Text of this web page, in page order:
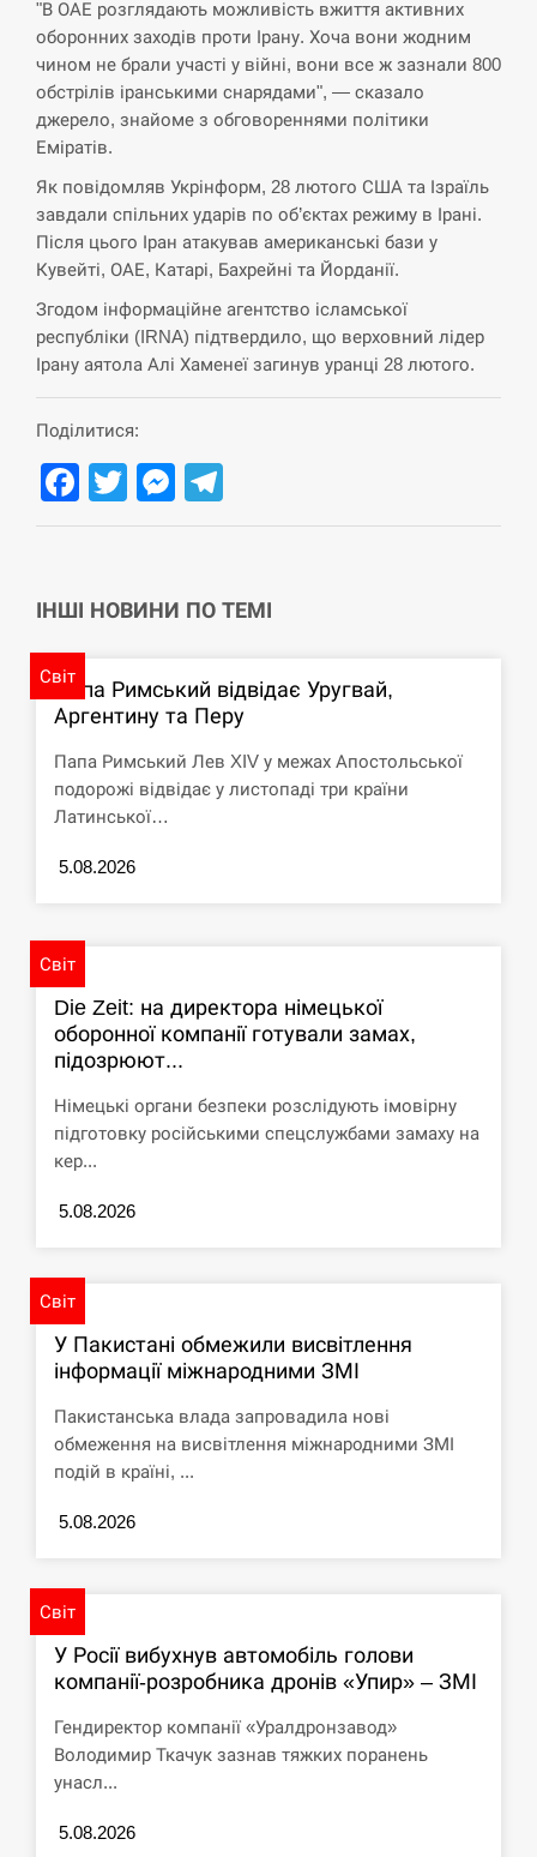
СЕРПЕНЬ
13:53
В Москве пожаловались на “кратный рост” атак
дронов Украины
СЕРПЕНЬ
Біля українського літака в аеропорту Лейпцига
виявили дрон, ймовірно, з…
СЕРПЕНЬ
13:23
“Они должны быть уничтожены”: в МИДе
ответили, как отреагируют на…
СЕРПЕНЬ
13:10
США обсуждают лицензии на Patriot для
СЕРПЕНЬ
12:40
Латвія готова направити до 20 військових для
розблокування Ормузької протоки
СЕРПЕНЬ
переправу, склады и другие важные объекты…
СЕРПЕНЬ
12:10
У США зафіксували рекордний спалах
СЕРПЕНЬ
почта”: что известно об…
СЕРПЕНЬ
11:40
У зоопарку Токіо через спеку загинули три
левиці
СЕРПЕНЬ
11:23
Россияне ударили “Бардеролями” по Харькову,
есть пострадавшие
"В ОАЕ розглядають можливість вжиття активних
оборонних заходів проти Ірану. Хоча вони жодним
чином не брали участі у війні, вони все ж зазнали 800
обстрілів іранськими снарядами", — сказало
джерело, знайоме з обговореннями політики
Еміратів.
Як повідомляв Укрінформ, 28 лютого США та Ізраїль
завдали спільних ударів по об’єктах режиму в Ірані.
Після цього Іран атакував американські бази у
Кувейті, ОАЕ, Катарі, Бахрейні та Йорданії.
Згодом інформаційне агентство ісламської
республіки (IRNA) підтвердило, що верховний лідер
Ірану аятола Алі Хаменеї загинув уранці 28 лютого.
Поділитися:
Facebook
TwitterMessenger
ІНШІ НОВИНИ ПО ТЕМІ
Світ
Папа Римський відвідає Уругвай,
Аргентину та Перу
Папа Римський Лев XIV у межах Апостольської
подорожі відвідає у листопаді три країни
Латинської…
5.08.2026
Світ
Die Zeit: на директора німецької
оборонної компанії готували замах,
підозрюют...
Німецькі органи безпеки розслідують імовірну
підготовку російськими спецслужбами замаху на
кер...
5.08.2026
Світ
У Пакистані обмежили висвітлення
інформації міжнародними ЗМІ
Пакистанська влада запровадила нові
обмеження на висвітлення міжнародними ЗМІ
подій в країні, ...
5.08.2026
Світ
У Росії вибухнув автомобіль голови
компанії-розробника дронів «Упир» – ЗМІ
Гендиректор компанії «Уралдронзавод»
Володимир Ткачук зазнав тяжких поранень
унасл...
5.08.2026